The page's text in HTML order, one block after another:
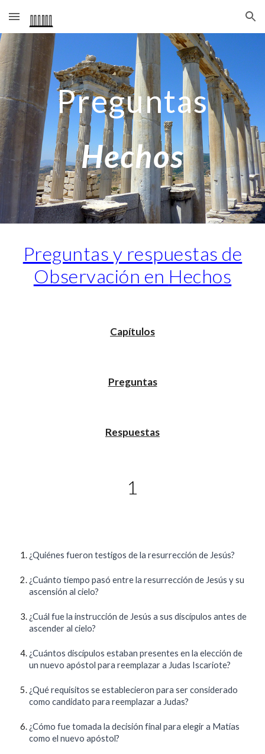
Skip to main content Skip to navigation
Preguntas
Hechos
Preguntas y respuestas de
Observación en Hechos
Capítulos
Preguntas
Respuestas
1
¿Quiénes fueron testigos de la resurrección de Jesús?
¿Cuánto tiempo pasó entre la resurrección de Jesús y su
ascensión al cielo?
¿Cuál fue la instrucción de Jesús a sus discípulos antes de
ascender al cielo?
¿Cuántos discípulos estaban presentes en la elección de
un nuevo apóstol para reemplazar a Judas Iscariote?
¿Qué requisitos se establecieron para ser considerado
como candidato para reemplazar a Judas?
¿Cómo fue tomada la decisión final para elegir a Matías
como el nuevo apóstol?